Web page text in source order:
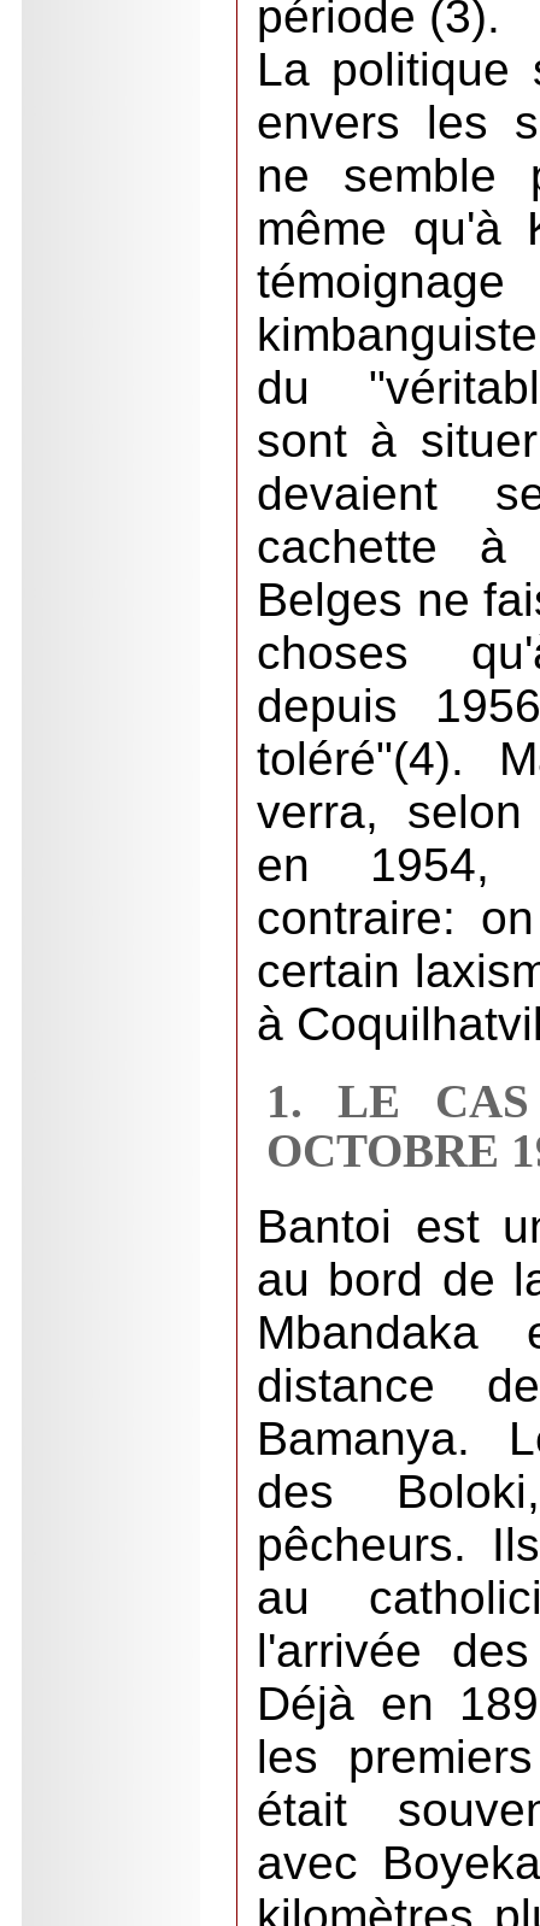
période (3).
La politique
envers les
ne
même qu'à
du
sont à
devaient
cachette à
Belges ne
choses
depuis
toléré"(4).
verra,
en 1954,
contraire:
certain
à
1. LE
OCTOBRE
Bantoi est
au bord de
distance
Bamanya.
des
pêcheurs.
au
l'arrivée
Déjà en
les
était
avec